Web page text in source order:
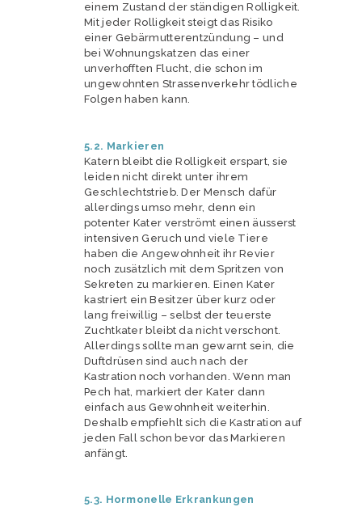
einem Zustand der ständigen Rolligkeit.
Mit jeder Rolligkeit steigt das Risiko
einer Gebärmutterentzündung – und
bei Wohnungskatzen das einer
unverhofften Flucht, die schon im
ungewohnten Strassenverkehr tödliche
Folgen haben kann.
5.2. Markieren
Katern bleibt die Rolligkeit erspart, sie
leiden nicht direkt unter ihrem
Geschlechtstrieb. Der Mensch dafür
allerdings umso mehr, denn ein
potenter Kater verströmt einen äusserst
intensiven Geruch und viele Tiere
haben die Angewohnheit ihr Revier
noch zusätzlich mit dem Spritzen von
Sekreten zu markieren. Einen Kater
kastriert ein Besitzer über kurz oder
lang freiwillig – selbst der teuerste
Zuchtkater bleibt da nicht verschont.
Allerdings sollte man gewarnt sein, die
Duftdrüsen sind auch nach der
Kastration noch vorhanden. Wenn man
Pech hat, markiert der Kater dann
einfach aus Gewohnheit weiterhin.
Deshalb empfiehlt sich die Kastration auf
jeden Fall schon bevor das Markieren
anfängt.
5.3. Hormonelle Erkrankungen